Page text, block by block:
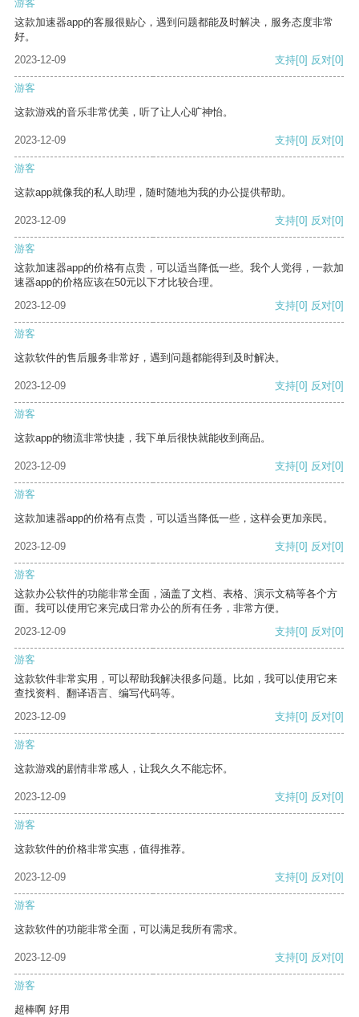
游客
这款加速器app的客服很贴心，遇到问题都能及时解决，服务态度非常
好。
2023-12-09
支持[0] 反对[0]
游客
这款游戏的音乐非常优美，听了让人心旷神怡。
2023-12-09 支持[0] 反对[0]
游客
这款app就像我的私人助理，随时随地为我的办公提供帮助。
2023-12-09 支持[0] 反对[0]
游客
这款加速器app的价格有点贵，可以适当降低一些。我个人觉得，一款加
速器app的价格应该在50元以下才比较合理。
2023-12-09
支持[0] 反对[0]
游客
这款软件的售后服务非常好，遇到问题都能得到及时解决。
2023-12-09 支持[0] 反对[0]
游客
这款app的物流非常快捷，我下单后很快就能收到商品。
2023-12-09 支持[0] 反对[0]
游客
这款加速器app的价格有点贵，可以适当降低一些，这样会更加亲民。
2023-12-09 支持[0] 反对[0]
游客
这款办公软件的功能非常全面，涵盖了文档、表格、演示文稿等各个方
面。我可以使用它来完成日常办公的所有任务，非常方便。
2023-12-09
支持[0] 反对[0]
游客
这款软件非常实用，可以帮助我解决很多问题。比如，我可以使用它来
查找资料、翻译语言、编写代码等。
2023-12-09
支持[0] 反对[0]
游客
这款游戏的剧情非常感人，让我久久不能忘怀。
2023-12-09 支持[0] 反对[0]
游客
这款软件的价格非常实惠，值得推荐。
2023-12-09 支持[0] 反对[0]
游客
这款软件的功能非常全面，可以满足我所有需求。
2023-12-09 支持[0] 反对[0]
游客
超棒啊 好用